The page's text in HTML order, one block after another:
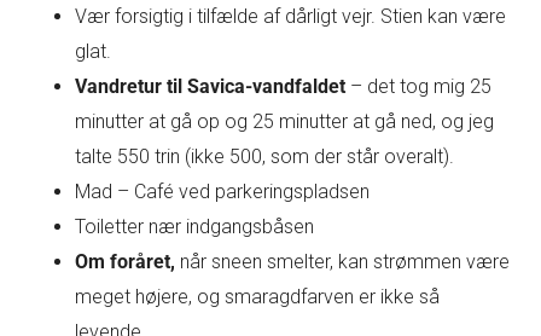
Vær forsigtig i tilfælde af dårligt vejr. Stien kan være
glat.
Vandretur til Savica-vandfaldet – det tog mig 25
minutter at gå op og 25 minutter at gå ned, og jeg
talte 550 trin (ikke 500, som der står overalt).
Mad – Café ved parkeringspladsen
Toiletter nær indgangsbåsen
Om foråret, når sneen smelter, kan strømmen være
meget højere, og smaragdfarven er ikke så